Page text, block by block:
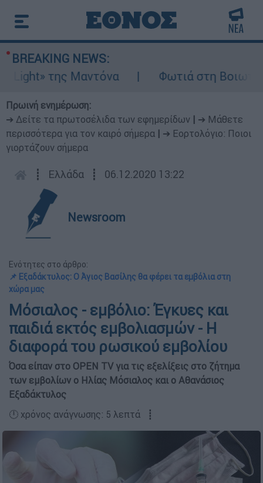
BREAKING NEWS:
της Μαντόνα
Φωτιά στη Βοιωτία:
Πρωινή ενημέρωση:
➔ Δείτε τα πρωτοσέλιδα των εφημερίδων
➔ Μάθετε
περισσότερα για τον καιρό σήμερα
➔ Εορτολόγιο: Ποιοι
γιορτάζουν σήμερα
┋ Ελλάδα ┋ 06.12.2020 13:22
Newsroom
Ενότητες στο άρθρο:
📌 Εξαδάκτυλος: Ο Άγιος Βασίλης θα φέρει τα εμβόλια στη
χώρα μας
Μόσιαλος - εμβόλιο: Έγκυες και
παιδιά εκτός εμβολιασμών - Η
διαφορά του ρωσικού εμβολίου
Όσα είπαν στο OPEN TV για τις εξελίξεις στο ζήτημα
των εμβολίων ο Ηλίας Μόσιαλος και ο Αθανάσιος
Εξαδάκτυλος
🕛 χρόνος ανάγνωσης: 5 λεπτά ┋